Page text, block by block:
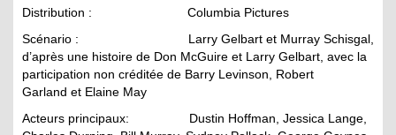
Distribution : Columbia Pictures
Scénario : Larry Gelbart et Murray Schisgal,
d’après une histoire de Don McGuire et Larry Gelbart, avec la
participation non créditée de Barry Levinson, Robert
Garland et Elaine May
Acteurs principaux: Dustin Hoffman, Jessica Lange,